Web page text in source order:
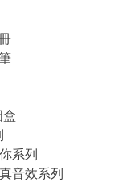
系列
音效系列